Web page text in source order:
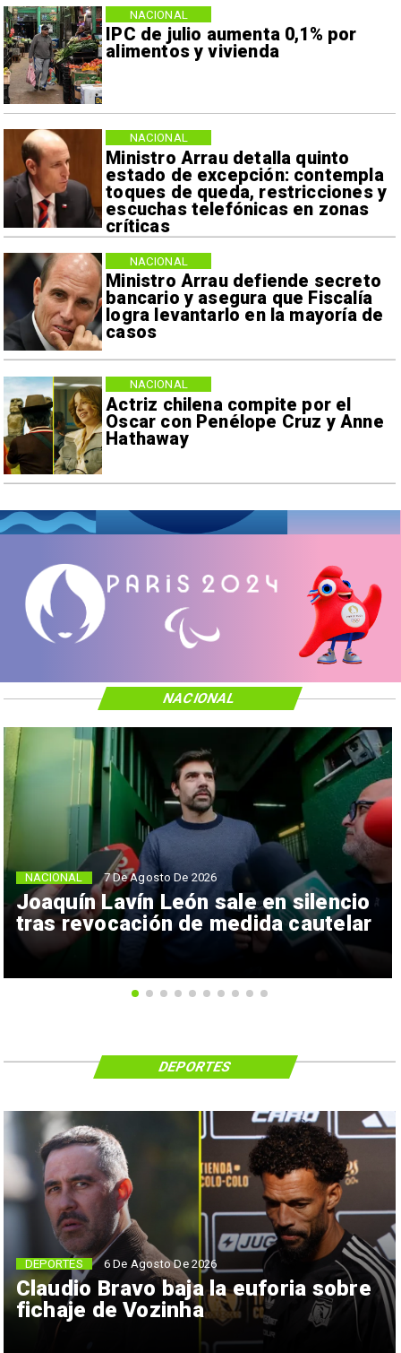
IPC de julio aumenta 0,1% por
alimentos y vivienda
NACIONAL
Ministro Arrau detalla quinto
estado de excepción: contempla
toques de queda, restricciones y
escuchas telefónicas en zonas
críticas
NACIONAL
Ministro Arrau defiende secreto
bancario y asegura que Fiscalía
logra levantarlo en la mayoría de
casos
NACIONAL
Actriz chilena compite por el
Oscar con Penélope Cruz y Anne
Hathaway
NACIONAL
Joaquín Lavín León sale en silencio
tras revocación de medida cautelar
NACIONAL 7 De Agosto De 2026
NACIONAL
Claudio Bravo baja la euforia sobre
fichaje de Vozinha
DEPORTES 6 De Agosto De 2026
DEPORTES